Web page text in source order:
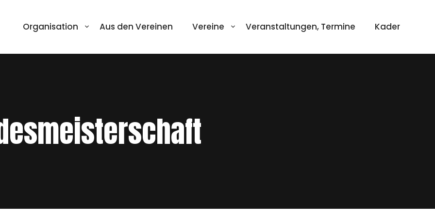
Organisation Aus den Vereinen Vereine Veranstaltungen, Termine Kader